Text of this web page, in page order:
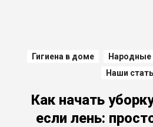
Гигиена в доме
Народные
Наши
Как начать
если лень: